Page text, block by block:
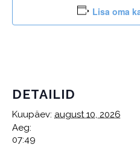
Lisa oma
DETAILID
Kuupäev: august 10, 2026
Aeg:
07:49